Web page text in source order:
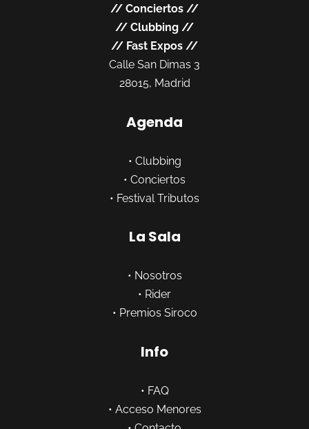
// Conciertos //
// Clubbing //
// Fast Expos //
Calle San Dimas 3
28015, Madrid
Agenda
• Clubbing
• Conciertos
• Festival Tributos
La Sala
• Nosotros
• Rider
• Premios Siroco
Info
• FAQ
• Acceso Menores